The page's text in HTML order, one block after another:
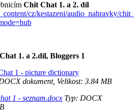
Chit Chat 1. a 2. díl
cz/kestazeni/audio_nahravky/
1. a 2.díl, Bloggers 1
1 - picture dictionary
dokument, Velikost: 3.84 MB
1 - seznam.docx Typ: DOCX